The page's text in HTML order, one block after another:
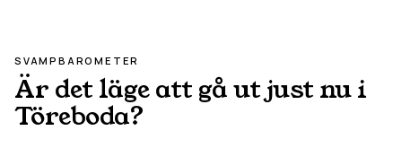
SVAMPBAROMETER
Är det läge att gå ut just nu i
Töreboda?